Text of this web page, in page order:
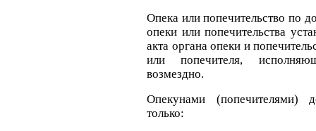
Опека или попечительство по
опеки или попечительства
акта органа опеки и
или попечителя,
возмездно.
Опекунами (попечителями)
только: